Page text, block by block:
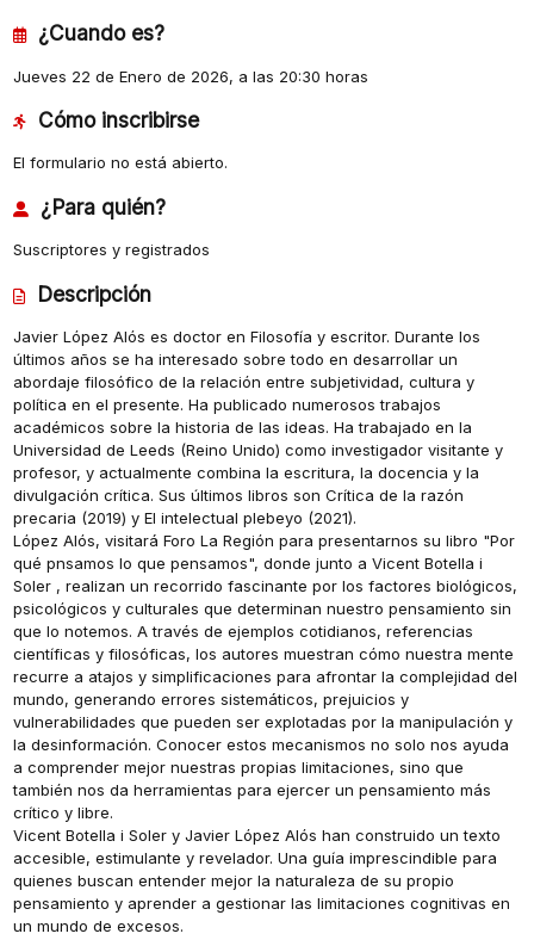
¿Cuando es?
Jueves 22 de Enero de 2026, a las 20:30 horas
Cómo inscribirse
El formulario no está abierto.
¿Para quién?
Suscriptores y registrados
Descripción
Javier López Alós es doctor en Filosofía y escritor. Durante los
últimos años se ha interesado sobre todo en desarrollar un
abordaje filosófico de la relación entre subjetividad, cultura y
política en el presente. Ha publicado numerosos trabajos
académicos sobre la historia de las ideas. Ha trabajado en la
Universidad de Leeds (Reino Unido) como investigador visitante y
profesor, y actualmente combina la escritura, la docencia y la
divulgación crítica. Sus últimos libros son Crítica de la razón
precaria (2019) y El intelectual plebeyo (2021).
López Alós, visitará Foro La Región para presentarnos su libro "Por
qué pnsamos lo que pensamos", donde junto a Vicent Botella i
Soler , realizan un recorrido fascinante por los factores biológicos,
psicológicos y culturales que determinan nuestro pensamiento sin
que lo notemos. A través de ejemplos cotidianos, referencias
científicas y filosóficas, los autores muestran cómo nuestra mente
recurre a atajos y simplificaciones para afrontar la complejidad del
mundo, generando errores sistemáticos, prejuicios y
vulnerabilidades que pueden ser explotadas por la manipulación y
la desinformación. Conocer estos mecanismos no solo nos ayuda
a comprender mejor nuestras propias limitaciones, sino que
también nos da herramientas para ejercer un pensamiento más
crítico y libre.
Vicent Botella i Soler y Javier López Alós han construido un texto
accesible, estimulante y revelador. Una guía imprescindible para
quienes buscan entender mejor la naturaleza de su propio
pensamiento y aprender a gestionar las limitaciones cognitivas en
un mundo de excesos.